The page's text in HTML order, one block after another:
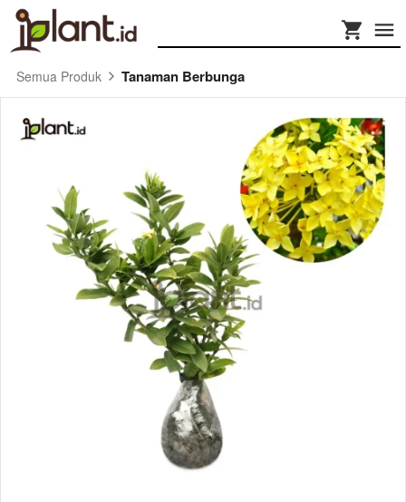
Semua Produk Tanaman Berbunga